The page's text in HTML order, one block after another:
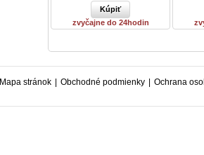
zvyčajne do 24hodin
Mapa stránok Obchodné podmienky Ochrana